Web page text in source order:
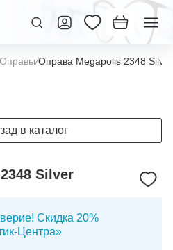
Оправы/Оправа Megapolis 2348 Silver
в каталог
Silver
Скидка 20%
Центра»